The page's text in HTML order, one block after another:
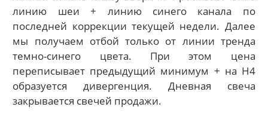
линию шеи + линию синего канала по
последней коррекции текущей недели. Далее
мы получаем отбой только от линии тренда
темно-синего цвета. При этом цена
переписывает предыдущий минимум + на H4
образуется дивергенция. Дневная свеча
закрывается свечей продажи.